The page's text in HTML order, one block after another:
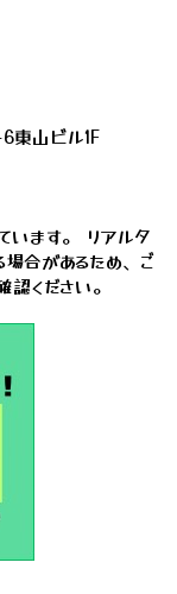
東山ビル1F
います。 リアルタ
合があるため、ご
ください。